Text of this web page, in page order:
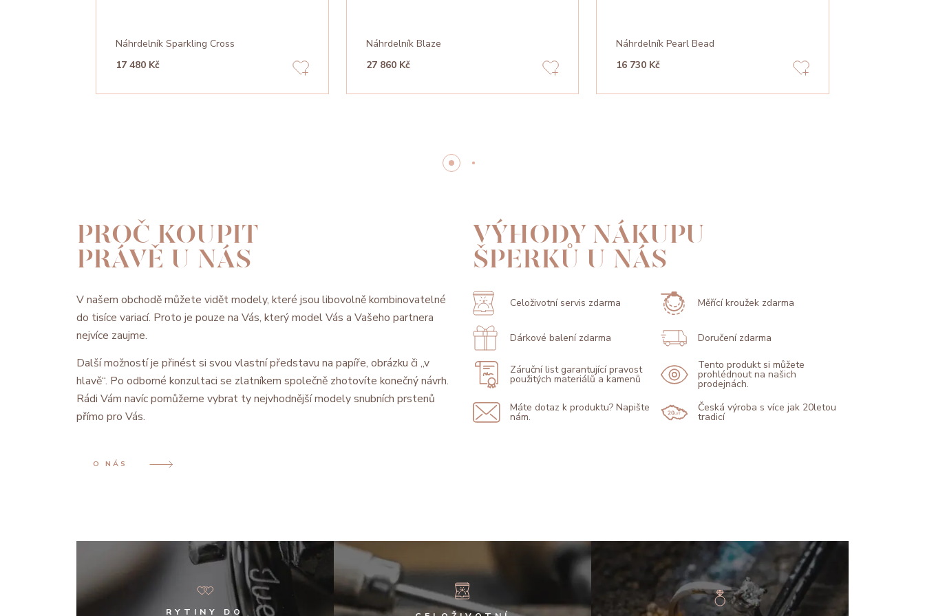
Náhrdelník Sparkling Cross
17 480 Kč
Náhrdelník Blaze
27 860 Kč
Náhrdelník Pearl Bead
16 730 Kč
PROČ KOUPIT
PRÁVĚ U NÁS
V našem obchodě můžete vidět modely, které jsou libovolně kombinovatelné
do tisíce variací. Proto je pouze na Vás, který model Vás a Vašeho partnera
nejvíce zaujme.
Další možností je přinést si svou vlastní představu na papíře, obrázku či „v
hlavě“. Po odborné konzultaci se zlatníkem společně zhotovíte konečný návrh.
Rádi Vám navíc pomůžeme vybrat ty nejvhodnější modely snubních prstenů
přímo pro Vás.
O NÁS
VÝHODY NÁKUPU
ŠPERKŮ U NÁS
Celoživotní servis zdarma Měřící kroužek zdarma
Dárkové balení zdarma Doručení zdarma
Záruční list garantující pravost
použitých materiálů a kamenů
Tento produkt si můžete
prohlédnout na našich
prodejnách.
Máte dotaz k produktu? Napište
nám.
Česká výroba s více jak 20letou
tradicí
RYTINY DO